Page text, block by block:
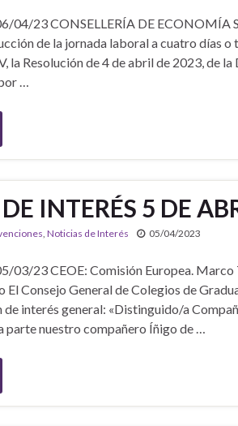
04/23 CONSELLERÍA DE ECONOMÍA
de la jornada laboral a cuatro días o
la Resolución de 4 de abril de 2023, de
…
INTERÉS 5 DE
, Noticias de Interés 05/04/2023
03/23 CEOE: Comisión Europea.
El Consejo General de Colegios de
interés general: «Distinguido/a
parte nuestro compañero Íñigo de …